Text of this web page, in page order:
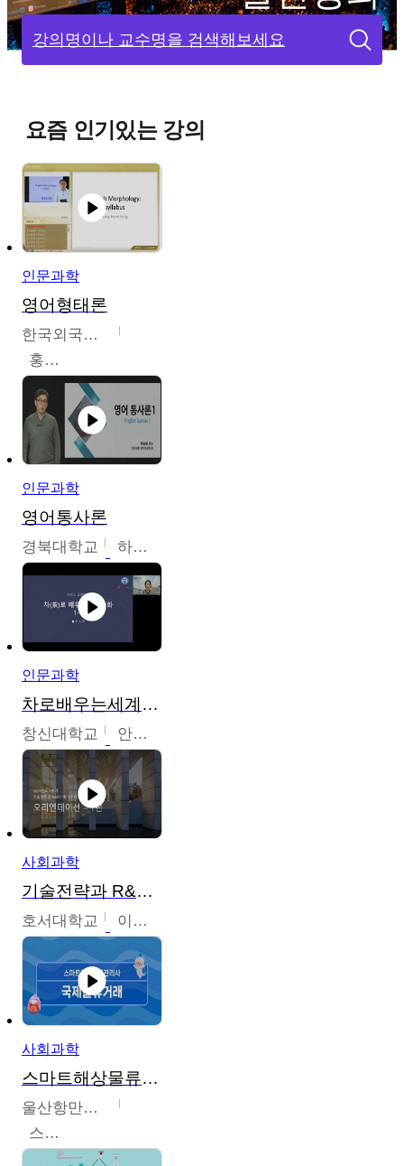
강의명이나 교수명을 검색해보세요
요즘 인기있는 강의
인문과학
영어형태론
한국외국어대학교
홍성훈
인문과학
영어통사론
경북대학교 하승완
인문과학
차로배우는세계문화
창신대학교 안소영
사회과학
기술전략과 R&D기획
호서대학교 이원희
사회과학
스마트해상물류관리사 교육과정
울산항만공사
스마트해상물류관리사 교육위원회